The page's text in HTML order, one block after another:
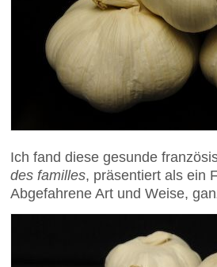
Ich fand diese gesunde
des familles, präsentiert als ein
Abgefahrene Art und Weise,